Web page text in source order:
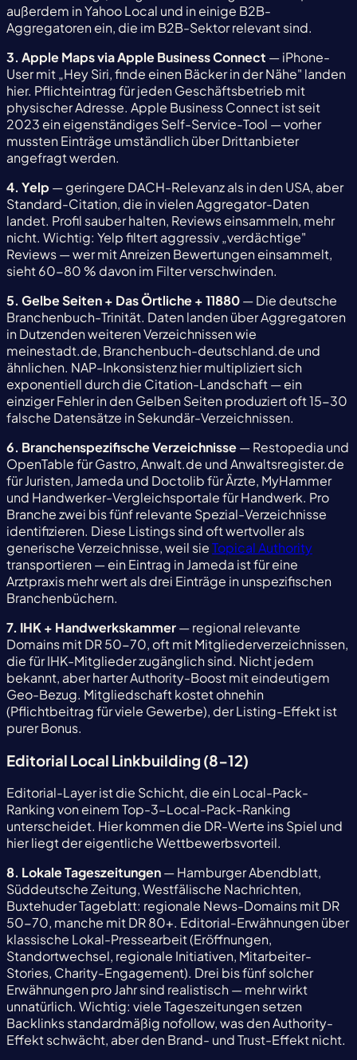
außerdem in Yahoo Local und in einige B2B-
Aggregatoren ein, die im B2B-Sektor relevant sind.
3. Apple Maps via Apple Business Connect — iPhone-
User mit „Hey Siri, finde einen Bäcker in der Nähe" landen
hier. Pflichteintrag für jeden Geschäftsbetrieb mit
physischer Adresse. Apple Business Connect ist seit
2023 ein eigenständiges Self-Service-Tool — vorher
mussten Einträge umständlich über Drittanbieter
angefragt werden.
4. Yelp — geringere DACH-Relevanz als in den USA, aber
Standard-Citation, die in vielen Aggregator-Daten
landet. Profil sauber halten, Reviews einsammeln, mehr
nicht. Wichtig: Yelp filtert aggressiv „verdächtige"
Reviews — wer mit Anreizen Bewertungen einsammelt,
sieht 60-80 % davon im Filter verschwinden.
5. Gelbe Seiten + Das Örtliche + 11880— Die deutsche
Branchenbuch-Trinität. Daten landen über Aggregatoren
in Dutzenden weiteren Verzeichnissen wie
meinestadt.de, Branchenbuch-deutschland.de und
ähnlichen. NAP-Inkonsistenz hier multipliziert sich
exponentiell durch die Citation-Landschaft — ein
einziger Fehler in den Gelben Seiten produziert oft 15-30
falsche Datensätze in Sekundär-Verzeichnissen.
6. Branchenspezifische Verzeichnisse— Restopedia und
OpenTable für Gastro, Anwalt.de und Anwaltsregister.de
für Juristen, Jameda und Doctolib für Ärzte, MyHammer
und Handwerker-Vergleichsportale für Handwerk. Pro
Branche zwei bis fünf relevante Spezial-Verzeichnisse
identifizieren. Diese Listings sind oft wertvoller als
generische Verzeichnisse, weil sieTopical Authority
transportieren — ein Eintrag in Jameda ist für eine
Arztpraxis mehr wert als drei Einträge in unspezifischen
Branchenbüchern.
7. IHK + Handwerkskammer— regional relevante
Domains mit DR 50-70, oft mit Mitgliederverzeichnissen,
die für IHK-Mitglieder zugänglich sind. Nicht jedem
bekannt, aber harter Authority-Boost mit eindeutigem
Geo-Bezug. Mitgliedschaft kostet ohnehin
(Pflichtbeitrag für viele Gewerbe), der Listing-Effekt ist
purer Bonus.
Editorial Local Linkbuilding (8-12)
Editorial-Layer ist die Schicht, die ein Local-Pack-
Ranking von einem Top-3-Local-Pack-Ranking
unterscheidet. Hier kommen die DR-Werte ins Spiel und
hier liegt der eigentliche Wettbewerbsvorteil.
8. Lokale Tageszeitungen— Hamburger Abendblatt,
Süddeutsche Zeitung, Westfälische Nachrichten,
Buxtehuder Tageblatt: regionale News-Domains mit DR
50-70, manche mit DR 80+. Editorial-Erwähnungen über
klassische Lokal-Pressearbeit (Eröffnungen,
Standortwechsel, regionale Initiativen, Mitarbeiter-
Stories, Charity-Engagement). Drei bis fünf solcher
Erwähnungen pro Jahr sind realistisch — mehr wirkt
unnatürlich. Wichtig: viele Tageszeitungen setzen
Backlinks standardmäßig nofollow, was den Authority-
Effekt schwächt, aber den Brand- und Trust-Effekt nicht.